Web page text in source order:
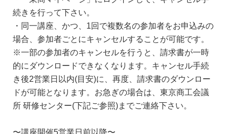
続きを行って下さい。
・同一講座、かつ、1回で複数名の参加者をお申込みの
場合、参加者ごとにキャンセルすることが可能です。
※一部の参加者のキャンセルを行うと、請求書が一時
的にダウンロードできなくなります。キャンセル手続
き後2営業日以内(目安)に、再度、請求書のダウンロー
ドが可能となります。お急ぎの場合は、東京商工会議
所 研修センター(下記ご参照)までご連絡下さい。
〜講座開催5営業日前以降〜